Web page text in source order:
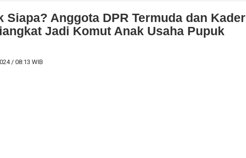
Siapa? Anggota DPR Termuda dan Kader
Jadi Komut Anak Usaha Pupuk
/ 08:13 WIB